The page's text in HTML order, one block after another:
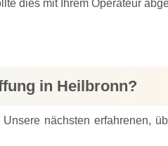
dies mit Ihrem Operateur
in Heilbronn?
nächsten erfahrenen,